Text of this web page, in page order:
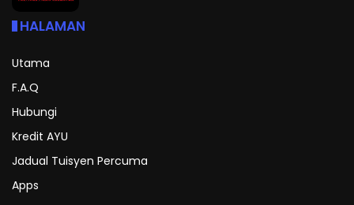
HALAMAN
Utama
F.A.Q
Hubungi
Kredit AYU
Jadual Tuisyen Percuma
Apps